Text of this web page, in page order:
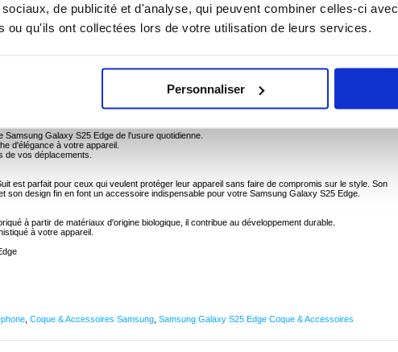
de publicité et d'analyse, qui peuvent combiner celles-ci
ou qu'ils ont collectées lors de votre utilisation de leurs services.
Personnaliser
combine style et protection pour votre appareil. Fabriqué à partir de matériaux d'origine biologique, il
que votre téléphone reste à l'abri de l'usure quotidienne. Son design élégant rehausse
Edge, ce qui en fait un accessoire idéal pour ceux qui apprécient à la fois la forme et la fonction.
d'origine biologique pour un toucher de qualité supérieure.
pour le Samsung Galaxy S25 Edge.
des rayures et des chocs.
tout en offrant une protection maximale.
accès facile à tous les ports et boutons.
de votre appareil.
Galaxy S25 Edge de l'usure quotidienne.
d'élégance à votre appareil.
de vos déplacements.
est parfait pour ceux qui veulent protéger leur appareil sans faire de compromis sur le style. Son
son design fin en font un accessoire indispensable pour votre Samsung Galaxy S25 Edge.
à partir de matériaux d'origine biologique, il contribue au développement durable.
à votre appareil.
Coque & Accessoires Samsung Samsung Galaxy S25 Edge Coque & Accessoires